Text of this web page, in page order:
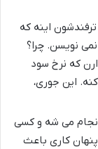
اینه که
نویسن. چرا؟
که نرخ سود
این جوری،
انجام می شه و کسی
کاری باعث